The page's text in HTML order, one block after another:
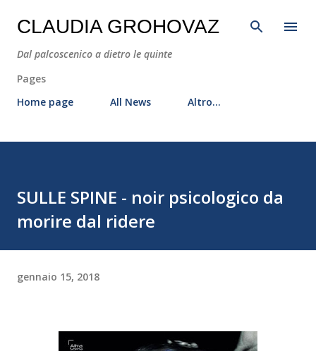
Passa ai contenuti principali
CLAUDIA GROHOVAZ
Dal palcoscenico a dietro le quinte
Pages
Home page
All News Altro…
SULLE SPINE - noir psicologico da
morire dal ridere
gennaio 15, 2018